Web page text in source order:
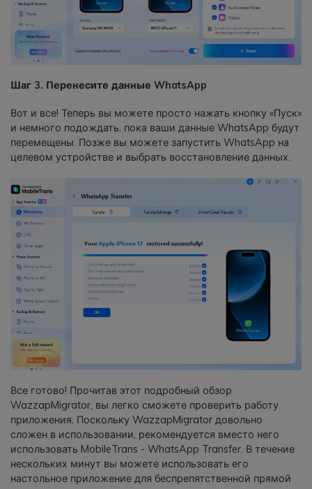
Шаг 3. Перенесите данные WhatsApp
Вот и все! Теперь вы можете просто нажать кнопку «Пуск»
и немного подождать, пока ваши данные WhatsApp будут
перемещены. Позже вы можете запустить WhatsApp на
целевом устройстве и выбрать восстановление данных.
Все готово! Прочитав этот подробный обзор
WazzapMigrator, вы легко сможете проверить работу
приложения. Поскольку WazzapMigrator довольно
сложен в использовании, рекомендуется вместо него
использовать MobileTrans - WhatsApp Transfer. В течение
нескольких минут вы можете использовать его
настольное приложение для беспрепятственной прямой